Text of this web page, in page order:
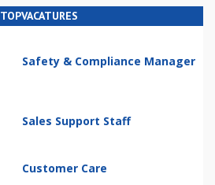
TOPVACATURES
Safety & Compliance Manager
Sales Support Staff
Customer Care